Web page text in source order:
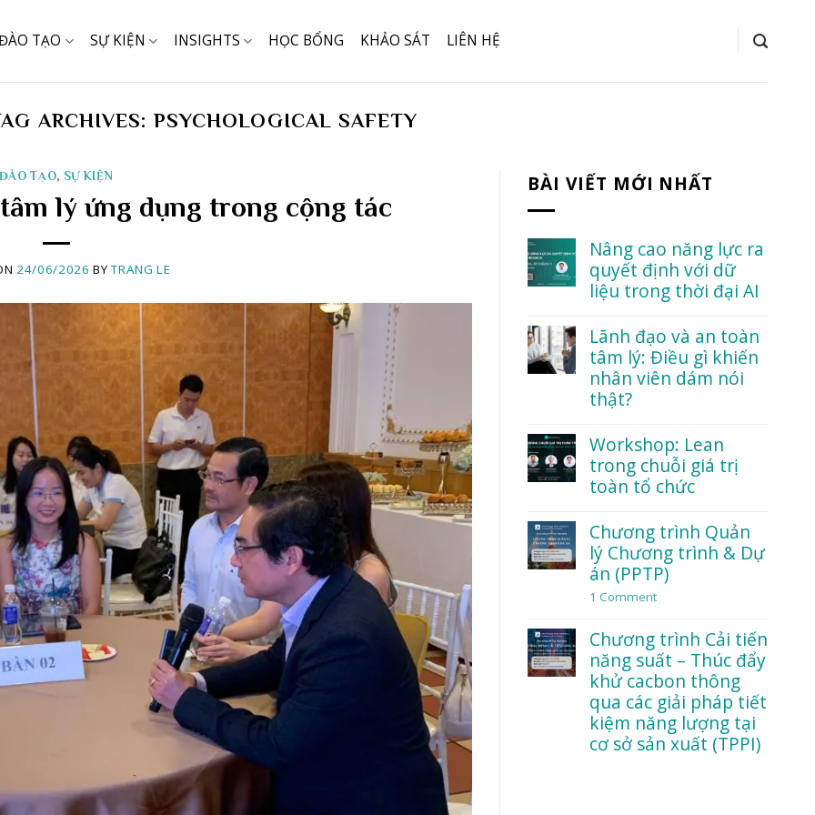
TẠO SỰ KIỆN INSIGHTS HỌC BỔNG KHẢO SÁT LIÊN HỆ
ARCHIVES: PSYCHOLOGICAL SAFETY
ĐÀO TẠO, SỰ KIỆN
lý ứng dụng trong cộng tác
24/06/2026 BYTRANG LE
BÀI VIẾT MỚI NHẤT
Nâng cao năng lực ra
quyết định với dữ
liệu trong thời đại AI
Comments
on
Nâng
cao
năng
lực
định
với
dữ
liệu
đại
AI
Lãnh đạo và an toàn
tâm lý: Điều gì khiến
nhân viên dám nói
thật?
Comments
on
Lãnh
đạo
và
toàn
tâm
lý:
Điều
gì
khiến
dám
nói
thật?
Workshop: Lean
trong chuỗi giá trị
toàn tổ chức
Comments
on
Workshop:
Lean
trong
chuỗi
toàn
tổ
chức
Chương trình Quản
lý Chương trình & Dự
án (PPTP)
1 Comment
Quản
lý
Chương
trình
&
Dự
án
(PPTP)
Chương trình Cải tiến
năng suất – Thúc đẩy
khử cacbon thông
qua các giải pháp tiết
kiệm năng lượng tại
cơ sở sản xuất (TPPI)